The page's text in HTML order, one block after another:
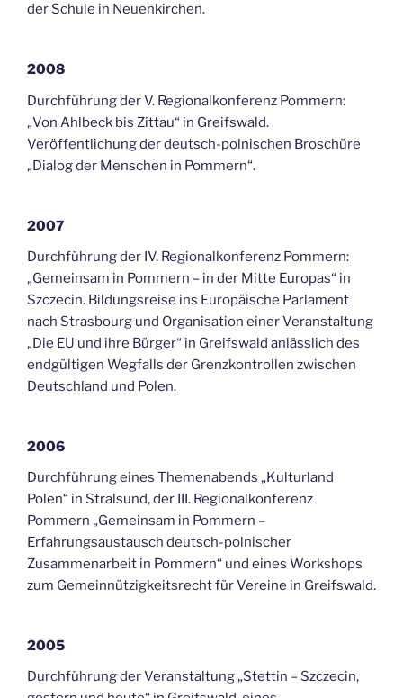
der Schule in Neuenkirchen.
2008
Durchführung der V. Regionalkonferenz Pommern:
„Von Ahlbeck bis Zittau“ in Greifswald.
Veröffentlichung der deutsch-polnischen Broschüre
„Dialog der Menschen in Pommern“.
2007
Durchführung der IV. Regionalkonferenz Pommern:
„Gemeinsam in Pommern – in der Mitte Europas“ in
Szczecin. Bildungsreise ins Europäische Parlament
nach Strasbourg und Organisation einer Veranstaltung
„Die EU und ihre Bürger“ in Greifswald anlässlich des
endgültigen Wegfalls der Grenzkontrollen zwischen
Deutschland und Polen.
2006
Durchführung eines Themenabends „Kulturland
Polen“ in Stralsund, der III. Regionalkonferenz
Pommern „Gemeinsam in Pommern –
Erfahrungsaustausch deutsch-polnischer
Zusammenarbeit in Pommern“ und eines Workshops
zum Gemeinnützigkeitsrecht für Vereine in Greifswald.
2005
Durchführung der Veranstaltung „Stettin – Szczecin,